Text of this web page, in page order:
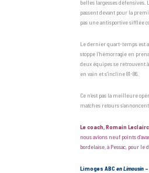
belles largesses défensives.
passent devant pour la
pas une antisportive sifflée
Le dernier quart-temps est
stoppe l’hémorragie en
deux équipes se retrouvent
en vain et s’incline 81-86.
Ce n’est pas la meilleure
matches retours
Le coach, Romain
nous avions neuf points
bordelaise, à Pessac, pour
Limoges ABCen Limousin